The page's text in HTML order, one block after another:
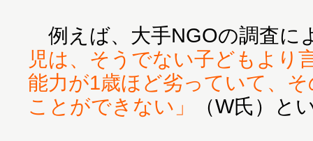
例えば、大手NGOの調査に
児は、そうでない子どもより
能力が1歳ほど劣っていて、
ことができない」
（W氏）と